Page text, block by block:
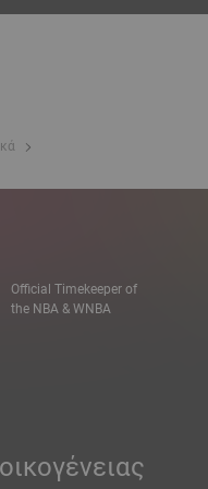
Official Timekeeper of
the NBA & WNBA